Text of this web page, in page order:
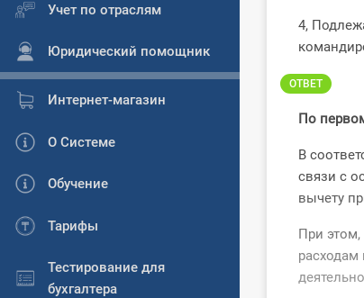
Учет по отраслям
Юридический помощник
Интернет-магазин
О Системе
Обучение
Тарифы
Тестирование для
бухгалтера
4,
ОТВЕТ
По
В
связи с
вычету
При